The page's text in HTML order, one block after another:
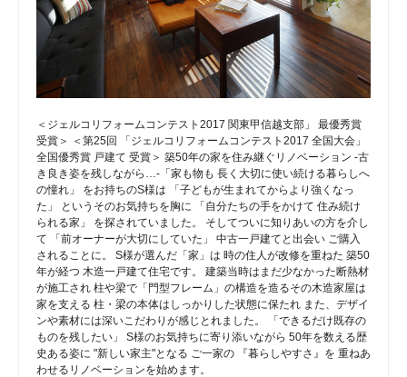
＜ジェルコリフォームコンテスト2017 関東甲信越支部」 最優秀賞
受賞＞ ＜第25回 「ジェルコリフォームコンテスト2017 全国大会」
全国優秀賞 戸建て 受賞＞ 築50年の家を住み継ぐリノベーション -古
き良き姿を残しながら…-「家も物も 長く大切に使い続ける暮らしへ
の憧れ」 をお持ちのS様は 「子どもが生まれてからより強くなっ
た」 というそのお気持ちを胸に 「自分たちの手をかけて 住み続け
られる家」 を探されていました。 そしてついに知りあいの方を介し
て 「前オーナーが大切にしていた」 中古一戸建てと出会い ご購入
されることに。 S様が選んだ「家」は 時の住人が改修を重ねた 築50
年が経つ 木造一戸建て住宅です。 建築当時はまだ少なかった断熱材
が施工され 柱や梁で「門型フレーム」の構造を造るその木造家屋は
家を支える 柱・梁の本体はしっかりした状態に保たれ また、デザイ
ンや素材には深いこだわりが感じとれました。 「できるだけ既存の
ものを残したい」 S様のお気持ちに寄り添いながら 50年を数える歴
史ある姿に "新しい家主"となる ご一家の 『暮らしやすさ』を 重ねあ
わせるリノベーションを始めます。